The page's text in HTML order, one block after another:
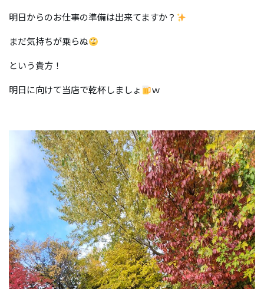
明日からのお仕事の準備は出来てますか？
まだ気持ちが乗らぬ
という貴方！
明日に向けて当店で乾杯しましょ
ｗ